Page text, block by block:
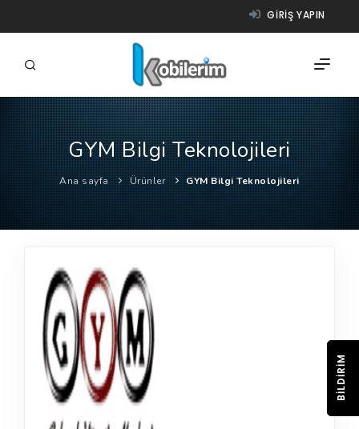
GIRIŞ YAPIN
FIRMALAR
ÜRÜNLER
NASIL ÇALIŞIR?
GYM Bilgi Teknolojileri
Ana sayfa Ürünler GYM Bilgi Teknolojileri
BILDIRIM